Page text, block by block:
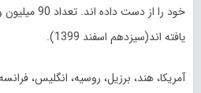
یافته اند(سیزدهم اسفند 1399).
آمریکا، هند، برزیل، روسیه، انگلیس، فرانسه،